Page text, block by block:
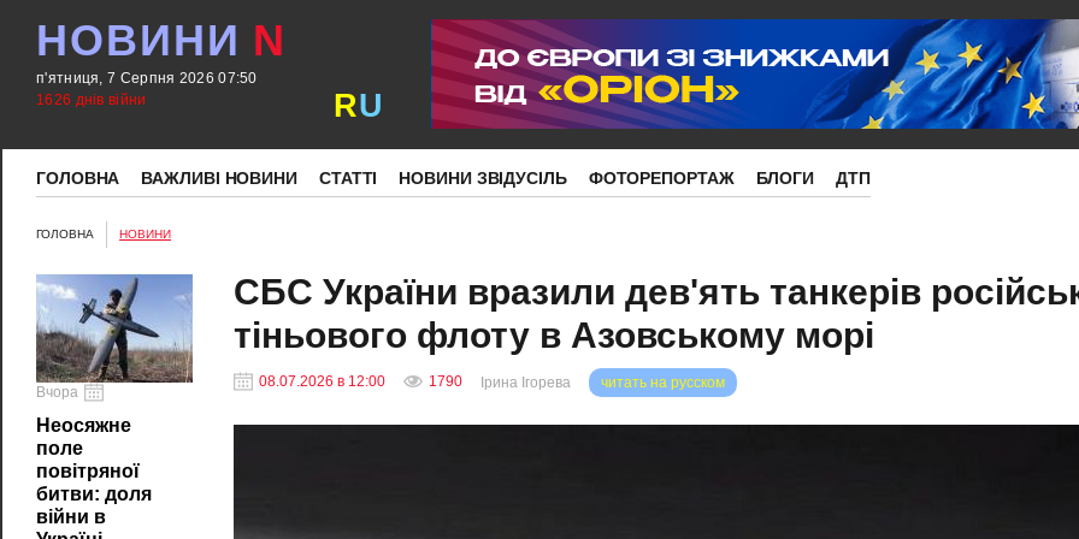
НОВИНИ N
п'ятниця, 7 Серпня 2026 07:50
1626 днів війни
RU
ГОЛОВНА ВАЖЛИВІ НОВИНИ СТАТТІ НОВИНИ ЗВІДУСІЛЬ ФОТОРЕПОРТАЖ БЛОГИ ДТП
ГОЛОВНА НОВИНИ
Вчора
Неосяжне
поле
повітряної
битви: доля
війни в
СБС України вразили дев'ять танкерів
тіньового флоту в Азовському морі
08.07.2026 в 12:00 1790 читать на русском
Ірина Ігорева